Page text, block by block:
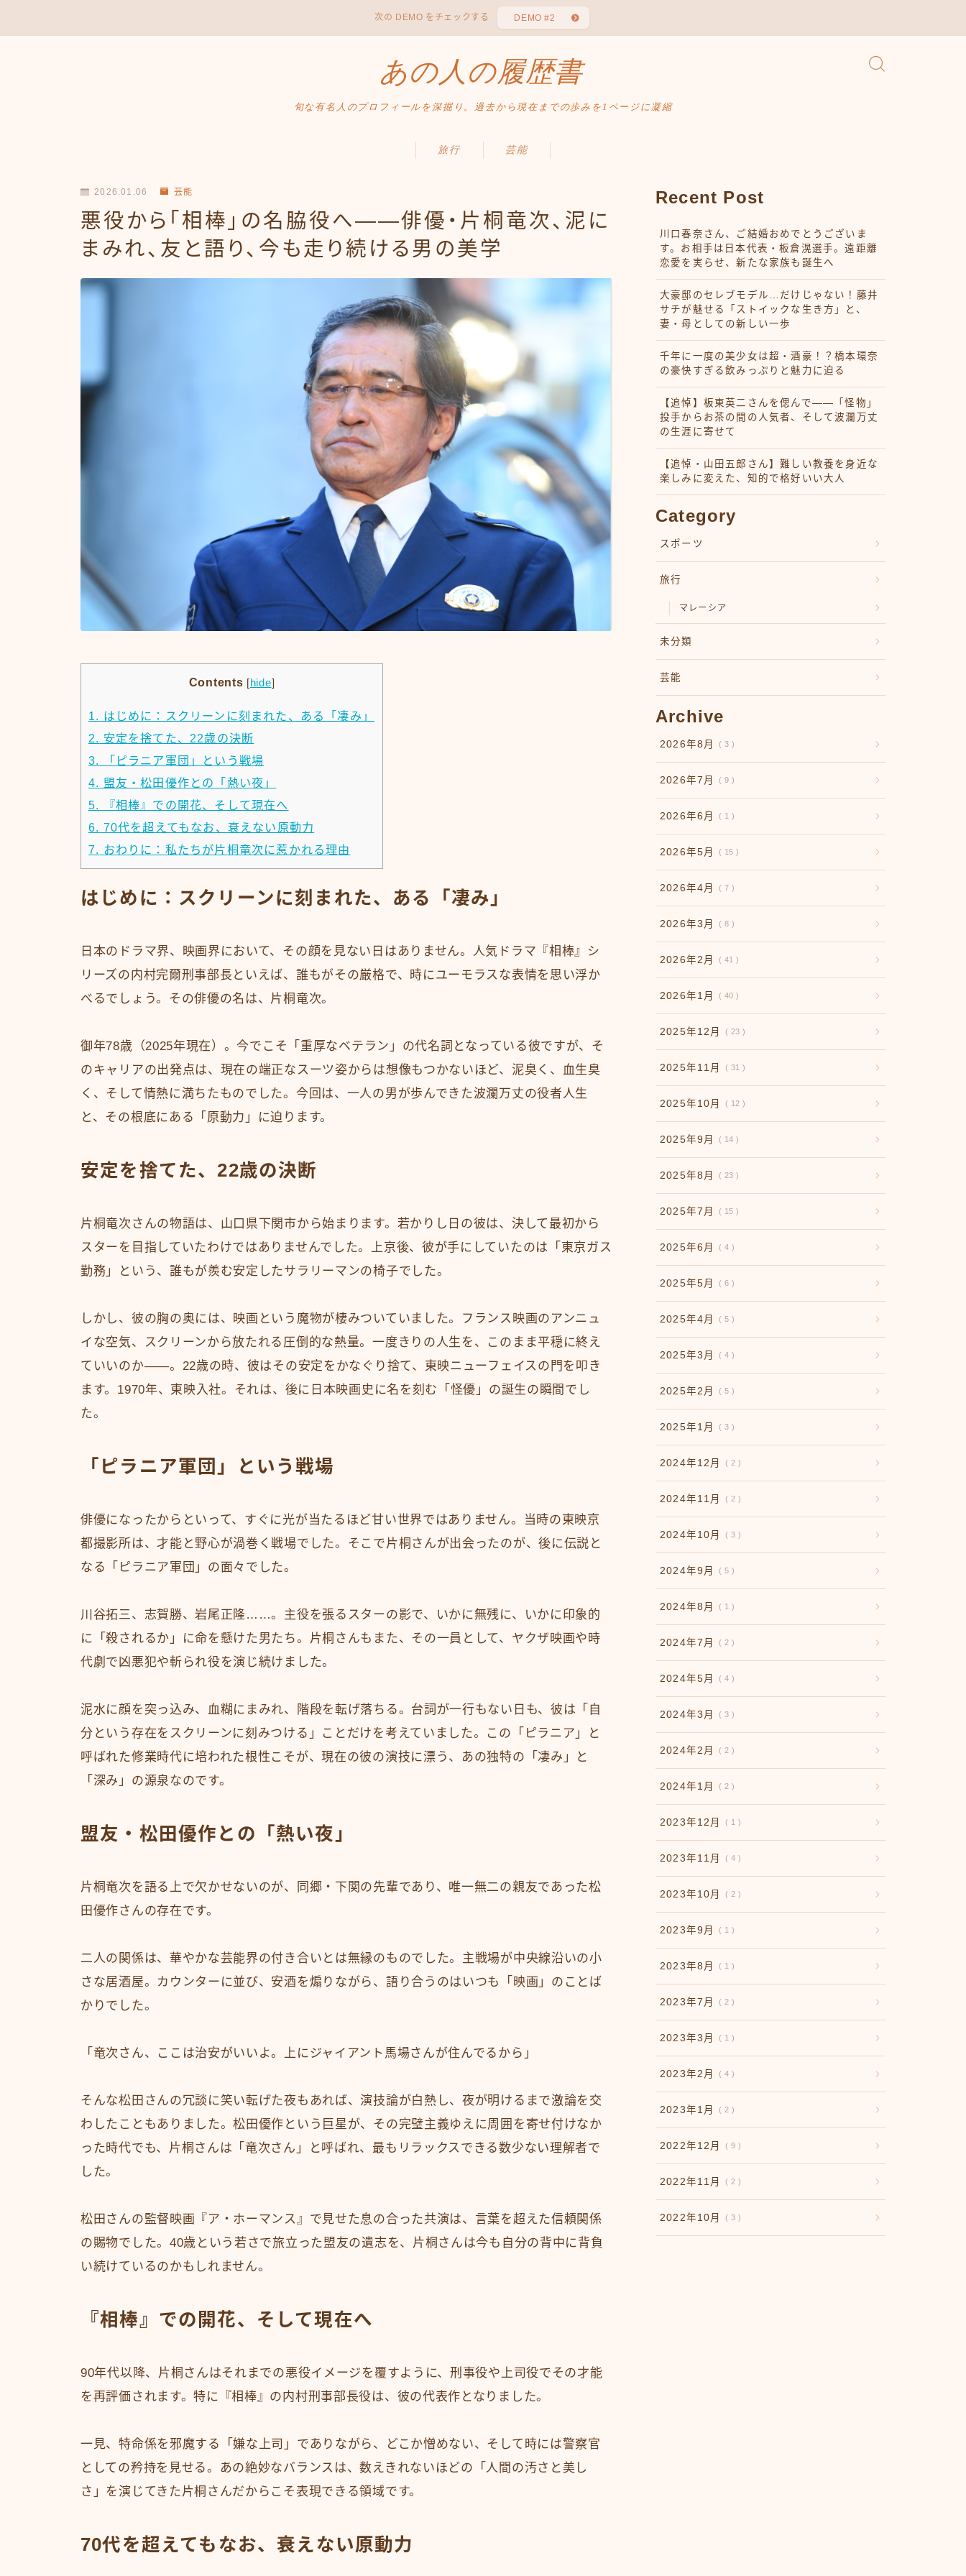
次の DEMO をチェックする DEMO #2
あの人の履歴書
旬な有名人のプロフィールを深掘り。過去から現在までの歩みを1ページに凝縮
旅行 芸能
2026.01.06 芸能
悪役から「相棒」の名脇役へ――俳優・片桐竜次、泥に
まみれ、友と語り、今も走り続ける男の美学
Contents [hide]
1. はじめに：スクリーンに刻まれた、ある「凄み」
2. 安定を捨てた、22歳の決断
3.
「ピラニア軍団」という戦場
4. 盟友・松田優作との「熱い夜」
5.
『相棒』での開花、そして現在へ
6. 70代を超えてもなお、衰えない原動力
7. おわりに：私たちが片桐竜次に惹かれる理由
はじめに：スクリーンに刻まれた、ある「凄み」
日本のドラマ界、映画界において、その顔を見ない日はありません。人気ドラマ『相棒』シ
リーズの内村完爾刑事部長といえば、誰もがその厳格で、時にユーモラスな表情を思い浮か
べるでしょう。その俳優の名は、片桐竜次。
御年78歳（2025年現在）。今でこそ「重厚なベテラン」の代名詞となっている彼ですが、そ
のキャリアの出発点は、現在の端正なスーツ姿からは想像もつかないほど、泥臭く、血生臭
く、そして情熱に満ちたものでした。今回は、一人の男が歩んできた波瀾万丈の役者人生
と、その根底にある「原動力」に迫ります。
安定を捨てた、22歳の決断
片桐竜次さんの物語は、山口県下関市から始まります。若かりし日の彼は、決して最初から
スターを目指していたわけではありませんでした。上京後、彼が手にしていたのは「東京ガス
勤務」という、誰もが羨む安定したサラリーマンの椅子でした。
しかし、彼の胸の奥には、映画という魔物が棲みついていました。フランス映画のアンニュ
イな空気、スクリーンから放たれる圧倒的な熱量。一度きりの人生を、このまま平穏に終え
ていいのか――。22歳の時、彼はその安定をかなぐり捨て、東映ニューフェイスの門を叩き
ます。1970年、東映入社。それは、後に日本映画史に名を刻む「怪優」の誕生の瞬間でし
た。
「ピラニア軍団」という戦場
俳優になったからといって、すぐに光が当たるほど甘い世界ではありません。当時の東映京
都撮影所は、才能と野心が渦巻く戦場でした。そこで片桐さんが出会ったのが、後に伝説と
なる「ピラニア軍団」の面々でした。
川谷拓三、志賀勝、岩尾正隆……。主役を張るスターの影で、いかに無残に、いかに印象的
に「殺されるか」に命を懸けた男たち。片桐さんもまた、その一員として、ヤクザ映画や時
代劇で凶悪犯や斬られ役を演じ続けました。
泥水に顔を突っ込み、血糊にまみれ、階段を転げ落ちる。台詞が一行もない日も、彼は「自
分という存在をスクリーンに刻みつける」ことだけを考えていました。この「ピラニア」と
呼ばれた修業時代に培われた根性こそが、現在の彼の演技に漂う、あの独特の「凄み」と
「深み」の源泉なのです。
盟友・松田優作との「熱い夜」
片桐竜次を語る上で欠かせないのが、同郷・下関の先輩であり、唯一無二の親友であった松
田優作さんの存在です。
二人の関係は、華やかな芸能界の付き合いとは無縁のものでした。主戦場が中央線沿いの小
さな居酒屋。カウンターに並び、安酒を煽りながら、語り合うのはいつも「映画」のことば
かりでした。
「竜次さん、ここは治安がいいよ。上にジャイアント馬場さんが住んでるから」
そんな松田さんの冗談に笑い転げた夜もあれば、演技論が白熱し、夜が明けるまで激論を交
わしたこともありました。松田優作という巨星が、その完璧主義ゆえに周囲を寄せ付けなか
った時代でも、片桐さんは「竜次さん」と呼ばれ、最もリラックスできる数少ない理解者で
した。
松田さんの監督映画『ア・ホーマンス』で見せた息の合った共演は、言葉を超えた信頼関係
の賜物でした。40歳という若さで旅立った盟友の遺志を、片桐さんは今も自分の背中に背負
い続けているのかもしれません。
『相棒』での開花、そして現在へ
90年代以降、片桐さんはそれまでの悪役イメージを覆すように、刑事役や上司役でその才能
を再評価されます。特に『相棒』の内村刑事部長役は、彼の代表作となりました。
一見、特命係を邪魔する「嫌な上司」でありながら、どこか憎めない、そして時には警察官
としての矜持を見せる。あの絶妙なバランスは、数えきれないほどの「人間の汚さと美し
さ」を演じてきた片桐さんだからこそ表現できる領域です。
70代を超えてもなお、衰えない原動力
Recent Post
川口春奈さん、ご結婚おめでとうございま
す。お相手は日本代表・板倉滉選手。遠距離
恋愛を実らせ、新たな家族も誕生へ
大豪邸のセレブモデル…だけじゃない！藤井
サチが魅せる「ストイックな生き方」と、
妻・母としての新しい一歩
千年に一度の美少女は超・酒豪！？橋本環奈
の豪快すぎる飲みっぷりと魅力に迫る
【追悼】板東英二さんを偲んで――「怪物」
投手からお茶の間の人気者、そして波瀾万丈
の生涯に寄せて
【追悼・山田五郎さん】難しい教養を身近な
楽しみに変えた、知的で格好いい大人
Category
スポーツ
旅行
マレーシア
未分類
芸能
Archive
2026年8月 3
2026年7月 9
2026年6月 1
2026年5月 15
2026年4月 7
2026年3月 8
2026年2月 41
2026年1月 40
2025年12月 23
2025年11月 31
2025年10月 12
2025年9月 14
2025年8月 23
2025年7月 15
2025年6月 4
2025年5月 6
2025年4月 5
2025年3月 4
2025年2月 5
2025年1月 3
2024年12月 2
2024年11月 2
2024年10月 3
2024年9月 5
2024年8月 1
2024年7月 2
2024年5月 4
2024年3月 3
2024年2月 2
2024年1月 2
2023年12月 1
2023年11月 4
2023年10月 2
2023年9月 1
2023年8月 1
2023年7月 2
2023年3月 1
2023年2月 4
2023年1月 2
2022年12月 9
2022年11月 2
2022年10月 3